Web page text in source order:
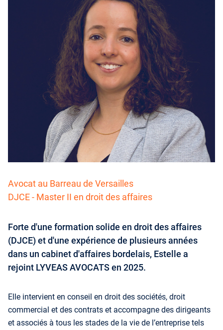
Avocat au Barreau de Versailles
DJCE - Master II en droit des affaires
Forte d'une formation solide en droit des affaires
(DJCE) et d'une expérience de plusieurs années
dans un cabinet d'affaires bordelais, Estelle a
rejoint LYVEAS AVOCATS en 2025.
Elle intervient en conseil en droit des sociétés, droit
commercial et des contrats et accompagne des dirigeants
et associés à tous les stades de la vie de l’entreprise tels